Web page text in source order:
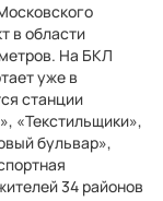
в области
На БКЛ
уже в
станции
«Текстильщики»,
бульвар»,
34 районов